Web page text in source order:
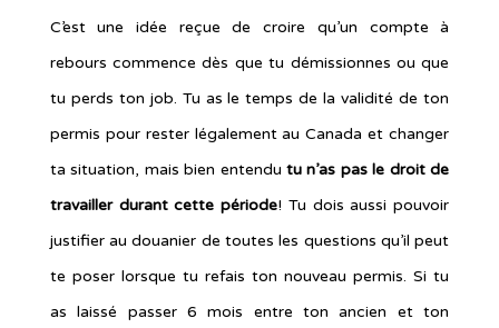
C’est une idée reçue de croire qu’un compte à
rebours commence dès que tu démissionnes ou que
tu perds ton job. Tu as le temps de la validité de ton
permis pour rester légalement au Canada et changer
ta situation, mais bien entendu tu n’as pas le droit de
travailler durant cette période! Tu dois aussi pouvoir
justifier au douanier de toutes les questions qu’il peut
te poser lorsque tu refais ton nouveau permis. Si tu
as laissé passer 6 mois entre ton ancien et ton